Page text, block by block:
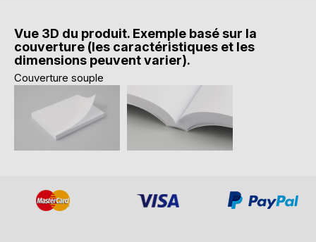
Vue 3D du produit. Exemple basé sur la
couverture (les caractéristiques et les
dimensions peuvent varier).
Couverture souple